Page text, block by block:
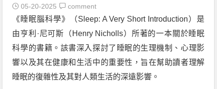
05-20-2025 comment
《睡眠腦科學》（Sleep: A Very Short Introduction）是
由亨利·尼可斯（Henry Nicholls）所著的一本關於睡眠
科學的書籍。該書深入探討了睡眠的生理機制、心理影
響以及其在健康和生活中的重要性，旨在幫助讀者理解
睡眠的復雜性及其對人類生活的深遠影響。